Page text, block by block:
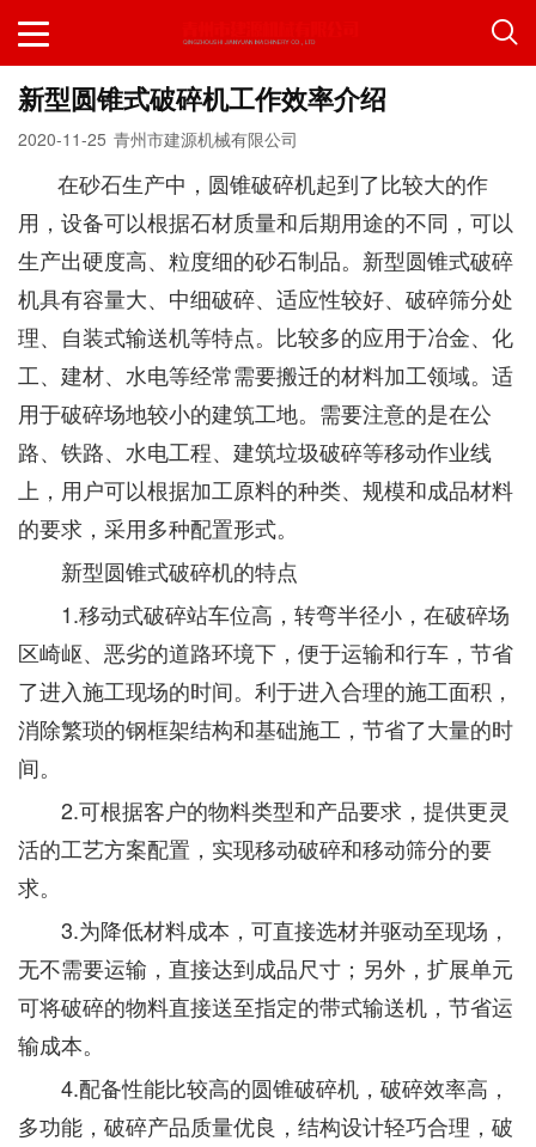
新型圆锥式破碎机工作效率介绍
2020-11-25 青州市建源机械有限公司
在砂石生产中，圆锥破碎机起到了比较大的作
用，设备可以根据石材质量和后期用途的不同，可以
生产出硬度高、粒度细的砂石制品。新型圆锥式破碎
机具有容量大、中细破碎、适应性较好、破碎筛分处
理、自装式输送机等特点。比较多的应用于冶金、化
工、建材、水电等经常需要搬迁的材料加工领域。适
用于破碎场地较小的建筑工地。需要注意的是在公
路、铁路、水电工程、建筑垃圾破碎等移动作业线
上，用户可以根据加工原料的种类、规模和成品材料
的要求，采用多种配置形式。
新型圆锥式破碎机的特点
1.移动式破碎站车位高，转弯半径小，在破碎场
区崎岖、恶劣的道路环境下，便于运输和行车，节省
了进入施工现场的时间。利于进入合理的施工面积，
消除繁琐的钢框架结构和基础施工，节省了大量的时
间。
2.可根据客户的物料类型和产品要求，提供更灵
活的工艺方案配置，实现移动破碎和移动筛分的要
求。
3.为降低材料成本，可直接选材并驱动至现场，
无不需要运输，直接达到成品尺寸；另外，扩展单元
可将破碎的物料直接送至指定的带式输送机，节省运
输成本。
4.配备性能比较高的圆锥破碎机，破碎效率高，
多功能，破碎产品质量优良，结构设计轻巧合理，破